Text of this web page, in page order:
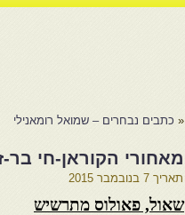
« כתבים נבחרים – שמואל רומאנילי
מאחורי הקוראן-חי
תאריך 7 בנובמבר 2015
שאול, פאולוס מתרשיש